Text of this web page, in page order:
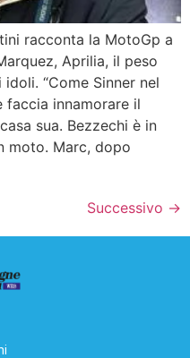
racconta la MotoGp a
Aprilia, il peso
“Come Sinner nel
faccia innamorare il
sua. Bezzechi è in
moto. Marc, dopo
Successivo →